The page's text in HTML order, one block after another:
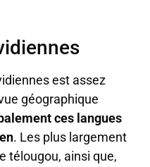
est assez
géographique
ces langues
. Les plus largement
télougou, ainsi que,